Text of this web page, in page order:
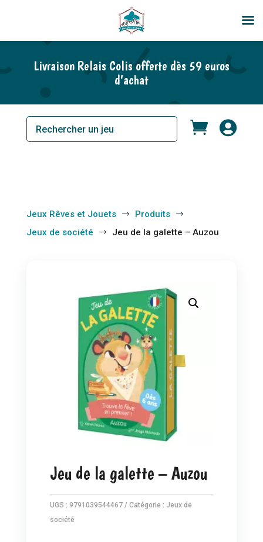
Livraison Relais Colis offerte dès 59 euros
d’achat
 
Jeux Rêves et Jouets $ Produits $
Jeux de société $ Jeu de la galette – Auzou
Jeu de la galette – Auzou
UGS : 9791039544467 Catégorie : Jeux de
société